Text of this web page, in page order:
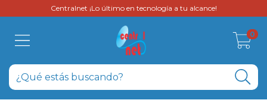
Centralnet ¡Lo último en tecnología a tu alcance!
0